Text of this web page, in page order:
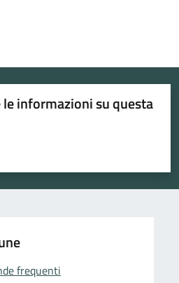
informazioni su questa
su 5
su 5
5
frequenti